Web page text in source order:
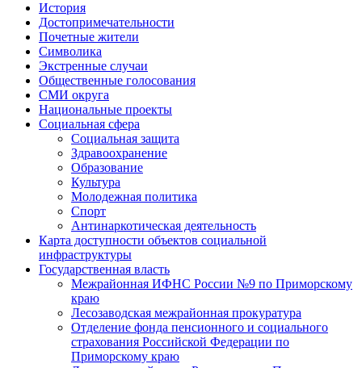
История
Достопримечательности
Почетные жители
Символика
Экстренные случаи
Общественные голосования
СМИ округа
Национальные проекты
Социальная сфера
Социальная защита
Здравоохранение
Образование
Культура
Молодежная политика
Спорт
Антинаркотическая деятельность
Карта доступности объектов социальной
инфраструктуры
Государственная власть
Межрайонная ИФНС России №9 по Приморскому
краю
Лесозаводская межрайонная прокуратура
Отделение фонда пенсионного и социального
страхования Российской Федерации по
Приморскому краю